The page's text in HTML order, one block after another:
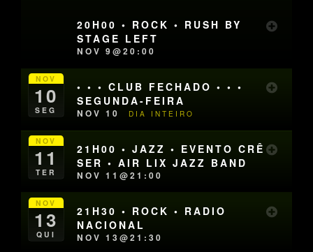
20H00 • ROCK • RUSH BY
STAGE LEFT
NOV 9@20:00
NOV
10
SEG
• • • CLUB FECHADO • • •
SEGUNDA-FEIRA
NOV 10 DIA INTEIRO
NOV
11
TER
21H00 • JAZZ • EVENTO CRÊ
SER • AIR LIX JAZZ BAND
NOV 11@21:00
NOV
13
QUI
21H30 • ROCK • RADIO
NACIONAL
NOV 13@21:30